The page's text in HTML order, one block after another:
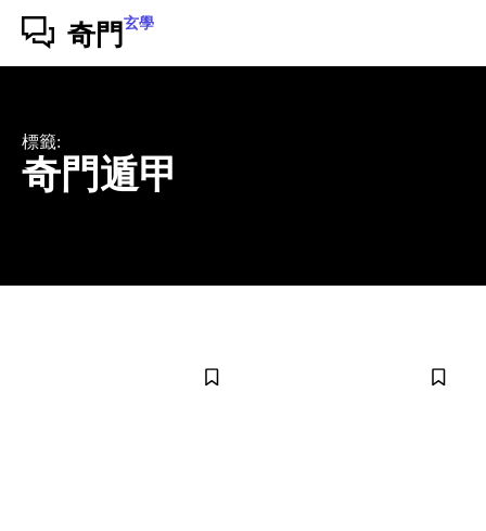
奇門 玄學
標籤:
奇門遁甲